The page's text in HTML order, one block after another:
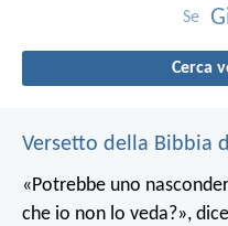
Se
Cerca
Versetto della Bibbia
«Potrebbe uno
che io non lo veda?»,